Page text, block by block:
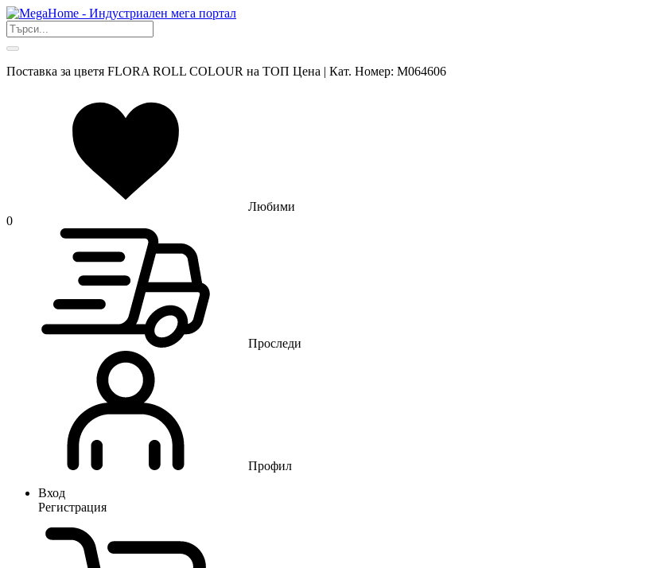
Поставка за цветя FLORA ROLL COLOUR на ТОП Цена | Кат. Номер: M064606
Любими
0
Проследи
Профил
Вход
Регистрация